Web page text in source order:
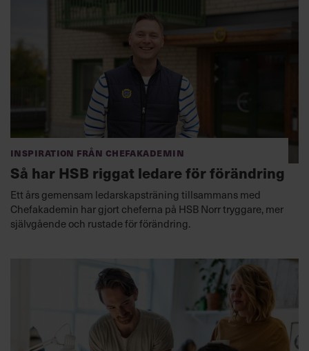
Inspiration från Chefakademin
Så har HSB riggat ledare för förändring
Ett års gemensam ledarskapsträning tillsammans med
Chefakademin har gjort cheferna på HSB Norr tryggare, mer
självgående och rustade för förändring.